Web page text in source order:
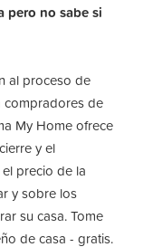
pero no sabe si
al proceso de
compradores de
My Home ofrece
y el
precio de la
y sobre los
su casa. Tome
de casa - gratis.